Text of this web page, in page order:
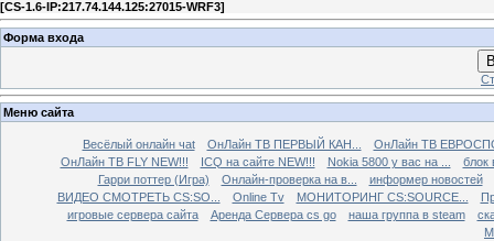
[CS-1.6-IP:217.74.144.125:27015-WRF3]
Форма входа
Меню сайта
Весёлый онлайн чаt ОнЛайн ТВ ПЕРВЫЙ КАН...
ОнЛайн ТВ
ОнЛайн ТВ FLY NEW!!!
ICQ на сайте NEW!!! Nokia 5800 у вас на ...
блок
Гарри поттер (Игра)
Онлайн-проверка на в...
информер новостей
ВИДЕО СМОТРЕТЬ CS:SO...
Online Tv МОНИТОРИНГ CS:SOURCE...
игровые сервера сайта
Аренда Сервера cs go наша группа в steam